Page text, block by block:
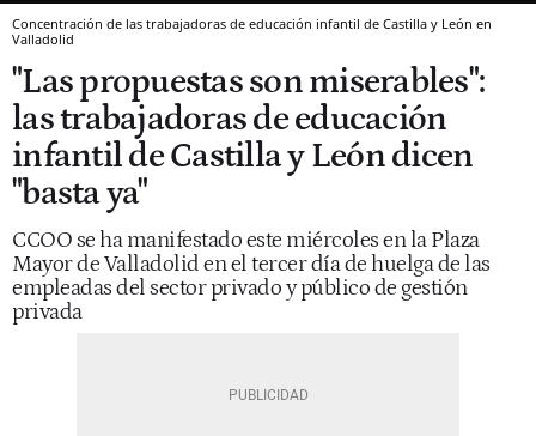
Concentración de las trabajadoras de educación infantil de Castilla y León en
Valladolid
"Las propuestas son miserables":
las trabajadoras de educación
infantil de Castilla y León dicen
"basta ya"
CCOO se ha manifestado este miércoles en la Plaza
Mayor de Valladolid en el tercer día de huelga de las
empleadas del sector privado y público de gestión
privada